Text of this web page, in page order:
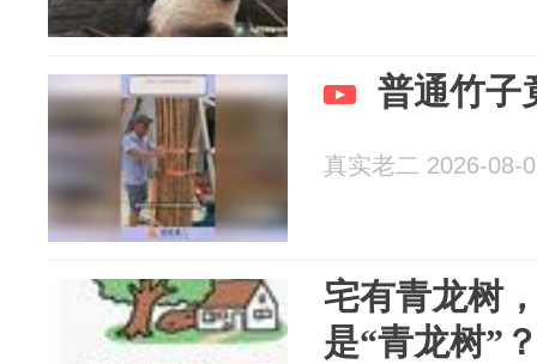
普通竹子
真实老二 2026-08-
宅有青龙树
是“青龙树”